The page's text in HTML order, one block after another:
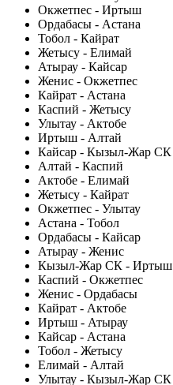
Окжетпес - Иртыш
Ордабасы - Астана
Тобол - Кайрат
Жетысу - Елимай
Атырау - Кайсар
Женис - Окжетпес
Кайрат - Астана
Каспий - Жетысу
Улытау - Актобе
Иртыш - Алтай
Кайсар - Кызыл-Жар СК
Алтай - Каспий
Актобе - Елимай
Жетысу - Кайрат
Окжетпес - Улытау
Астана - Тобол
Ордабасы - Кайсар
Атырау - Женис
Кызыл-Жар СК - Иртыш
Каспий - Окжетпес
Женис - Ордабасы
Кайрат - Актобе
Иртыш - Атырау
Кайсар - Астана
Тобол - Жетысу
Елимай - Алтай
Улытау - Кызыл-Жар СК